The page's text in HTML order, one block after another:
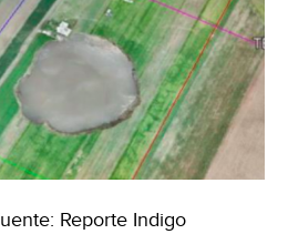
Reporte Indigo